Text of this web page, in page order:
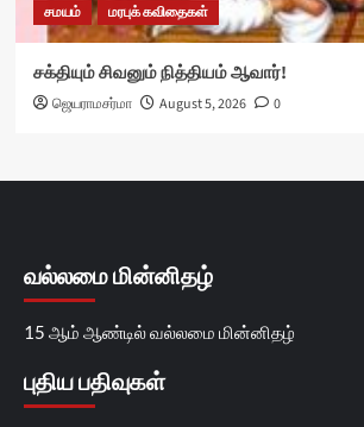
சமயம் மரபுக் கவிதைகள்
சக்தியும் சிவனும் நித்தியம் ஆவார்!
ஜெயராமசர்மா August 5, 2026 0
வல்லமை மின்னிதழ்
15 ஆம் ஆண்டில் வல்லமை மின்னிதழ்
புதிய பதிவுகள்